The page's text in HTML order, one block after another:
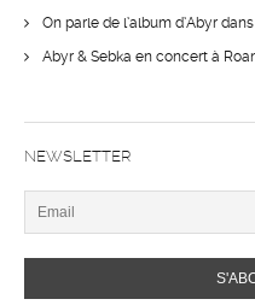
On parle de l’album d’Abyr
Abyr & Sebka en concert à
NEWSLETTER